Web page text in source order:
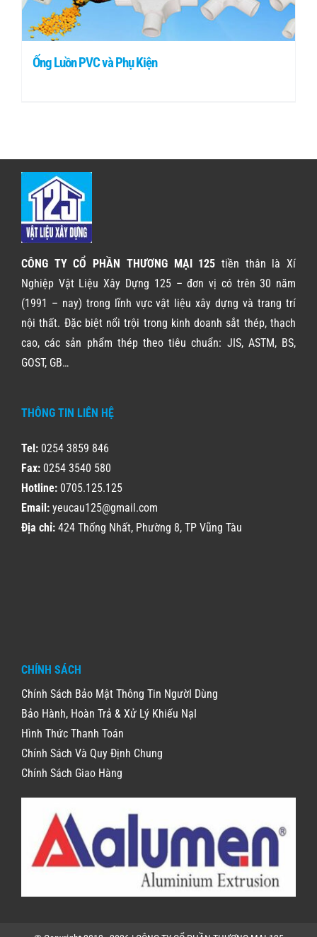
Ống Luồn PVC và Phụ Kiện
CÔNG TY CỔ PHẦN THƯƠNG MẠI 125 tiền thân là Xí
Nghiệp Vật Liệu Xây Dựng 125 – đơn vị có trên 30 năm
(1991 – nay) trong lĩnh vực vật liệu xây dựng và trang trí
nội thất. Đặc biệt nổi trội trong kinh doanh sắt thép, thạch
cao, các sản phẩm thép theo tiêu chuẩn: JIS, ASTM, BS,
GOST, GB…
THÔNG TIN LIÊN HỆ
Tel:0254 3859 846
Fax:0254 3540 580
Hotline:0705.125.125
Email:yeucau125@gmail.com
Địa chỉ:424 Thống Nhất, Phường 8, TP Vũng Tàu
CHÍNH SÁCH
Chính Sách Bảo Mật Thông Tin NgườI Dùng
Bảo Hành, Hoàn Trả & Xử Lý Khiếu NạI
Hình Thức Thanh Toán
Chính Sách Và Quy Định Chung
Chính Sách Giao Hàng